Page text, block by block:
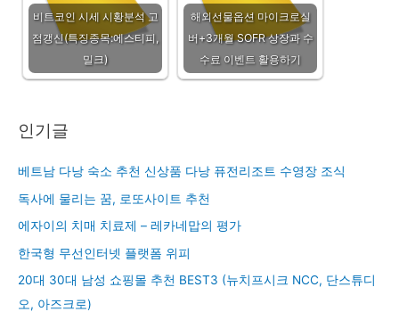
비트코인 시세 시황분석 고
점갱신(특징종목:에스티피,
밀크)
해외선물옵션 마이크로실
버+3개월 SOFR 상장과 수
수료 이벤트 활용하기
인기글
베트남 다낭 숙소 추천 신상품 다낭 퓨전리조트 수영장 조식
독사에 물리는 꿈, 로또사이트 추천
에자이의 치매 치료제 – 레카네맙의 평가
한국형 무선인터넷 플랫폼 위피
20대 30대 남성 쇼핑몰 추천 BEST3 (뉴치프시크 NCC, 단스튜디
오, 아즈크로)